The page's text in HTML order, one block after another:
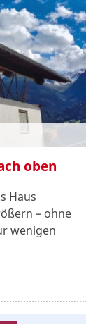
oben
Haus
– ohne
wenigen